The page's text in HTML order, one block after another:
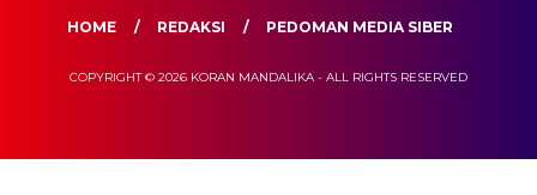
HOME REDAKSI PEDOMAN MEDIA SIBER
COPYRIGHT © 2026 KORAN MANDALIKA - ALL RIGHTS RESERVED